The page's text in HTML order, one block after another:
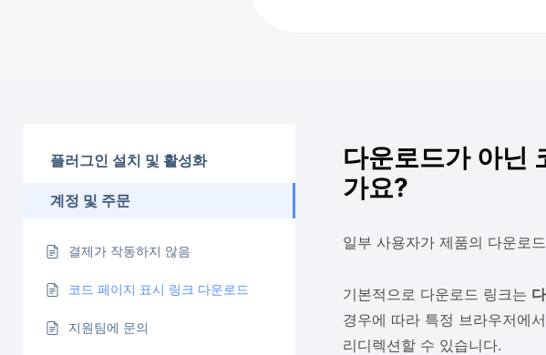
플러그인 설치 및 활성화
계정 및 주문
결제가 작동하지 않음
코드 페이지 표시 링크 다운로드
지원팀에 문의
다운로드가 아닌
가요?
일부 사용자가 제품의 다운로
기본적으로 다운로드 링크는
경우에 따라 특정 브라우저에
리디렉션할 수 있습니다.